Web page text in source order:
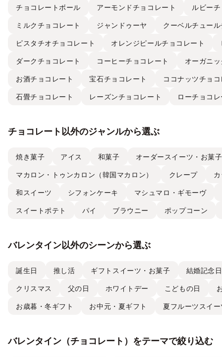
チョコレートボール アーモンドチョコレート ルビー
ミルクチョコレート ジャンドゥーヤ クーベルチュー
ピスタチオチョコレート オレンジピールチョコレート
ダークチョコレート コーヒーチョコレート オーガニ
お酒チョコレート 宝石チョコレート ココナッツチョ
石畳チョコレート レーズンチョコレート ローチョコ
チョコレート以外のジャンルから選ぶ
焼き菓子 アイス 和菓子 オーダースイーツ・お菓子
マカロン・トゥンカロン（韓国マカロン） クレープ
和スイーツ シフォンケーキ マシュマロ・ギモーヴ
スイートポテト パイ ブラウニー ポップコーン
バレンタイン以外のシーンから選ぶ
誕生日 推し活 ギフトスイーツ・お菓子 結婚記念日
クリスマス 父の日 ホワイトデー こどもの日
お歳暮・冬ギフト お中元・夏ギフト 夏フルーツスイ
バレンタイン（チョコレート）をテーマで絞り込む